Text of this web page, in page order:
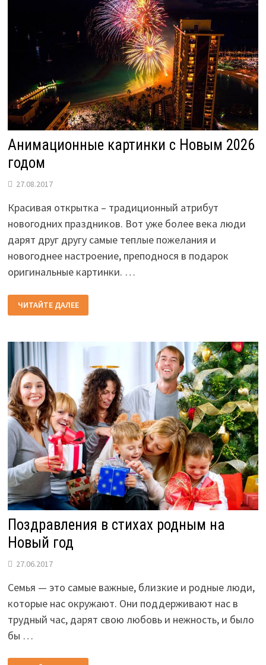
Анимационные картинки с Новым 2026
годом
27.08.2017
Красивая открытка – традиционный атрибут
новогодних праздников. Вот уже более века люди
дарят друг другу самые теплые пожелания и
новогоднее настроение, преподнося в подарок
оригинальные картинки. …
АНИМАЦИОННЫЕ
КАРТИНКИ
С
ГОДОМ
ЧИТАЙТЕ ДАЛЕЕ
Поздравления в стихах родным на
Новый год
27.06.2017
Семья — это самые важные, близкие и родные люди,
которые нас окружают. Они поддерживают нас в
трудный час, дарят свою любовь и нежность, и было
бы …